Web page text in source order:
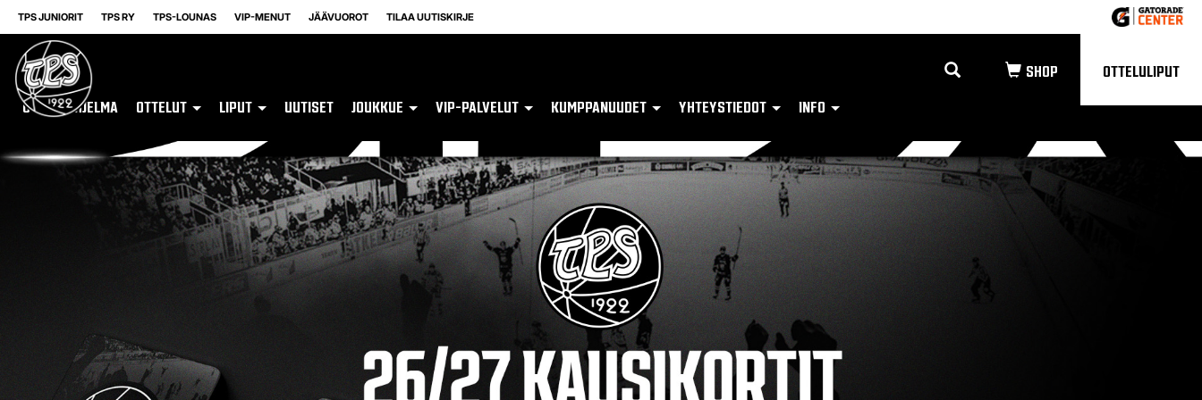
TPS JUNIORIT TPS RY TPS-LOUNAS VIP-MENUT JÄÄVUOROT TILAA UUTISKIRJE
OTTELULIPUT
OTTELUOHJELMA
OTTELUT LIPUT UUTISET JOUKKUE VIP-PALVELUT KUMPPANUUDET YHTEYSTIEDOT INFO